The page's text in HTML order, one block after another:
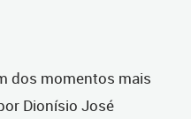
dos momentos mais
Dionísio José